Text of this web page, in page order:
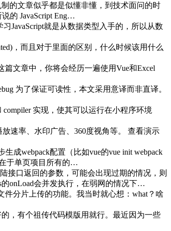
的文章似乎都是似懂非懂，到技术面问的时
的 JavaScript Eng…
JavaScript就是从数据类型入手的，所以从数
，而且对于里面的区别，什么时候该用什么
篇文章中，你将会经历一遍使用Vue和Excel
为了保证可读性，本文采用意译而非直译。
compiler 实现，使其可以运行在小程序环境
速率、水印广告、360度视角等。 查看演示
成webpack配置（比如vue的vue init webpack
于单页项目所有的…
接口返回的参数，可能会出现过期的情况，则
的onLoad会并发执行，在弱网的情况下…
件分片上传的功能。我当时就心想：what？啥
，有个祖传代码模版用就行。最近因为一些